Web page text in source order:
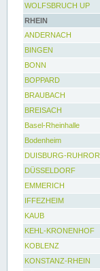
WOLFSBRUCH UP
RHEIN
ANDERNACH
BINGEN
BONN
BOPPARD
BRAUBACH
BREISACH
Basel-Rheinhalle
Bodenheim
DUISBURG-
DÜSSELDORF
EMMERICH
IFFEZHEIM
KAUB
KEHL-KRONENHOF
KOBLENZ
KONSTANZ-RHEIN